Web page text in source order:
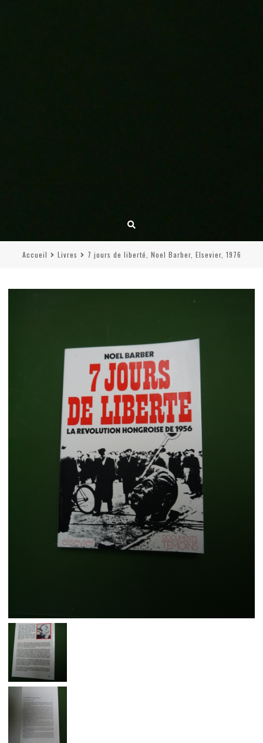
Accueil Livres 7 jours de liberté, Noel Barber, Elsevier, 1976